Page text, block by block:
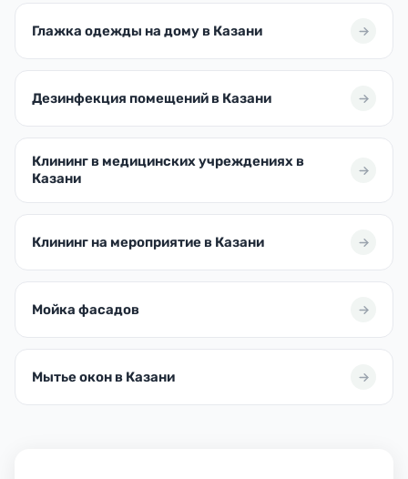
Глажка одежды на дому в Казани
Дезинфекция помещений в Казани
Клининг в медицинских учреждениях в
Казани
Клининг на мероприятие в Казани
Мойка фасадов
Мытье окон в Казани